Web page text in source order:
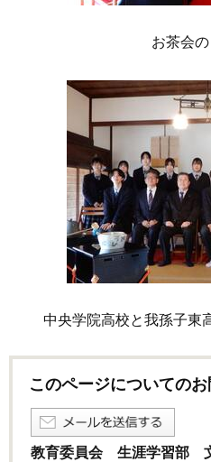
お茶会
中央学院高校と我孫子東
このページについての
教育委員会 生涯学習部